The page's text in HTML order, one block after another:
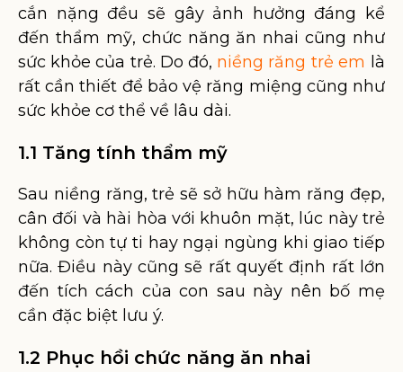
cắn nặng đều sẽ gây ảnh hưởng đáng kể
đến thẩm mỹ, chức năng ăn nhai cũng như
sức khỏe của trẻ. Do đó, niềng răng trẻ em là
rất cần thiết để bảo vệ răng miệng cũng như
sức khỏe cơ thể về lâu dài.
1.1 Tăng tính thẩm mỹ
Sau niềng răng, trẻ sẽ sở hữu hàm răng đẹp,
cân đối và hài hòa với khuôn mặt, lúc này trẻ
không còn tự ti hay ngại ngùng khi giao tiếp
nữa. Điều này cũng sẽ rất quyết định rất lớn
đến tích cách của con sau này nên bố mẹ
cần đặc biệt lưu ý.
1.2 Phục hồi chức năng ăn nhai